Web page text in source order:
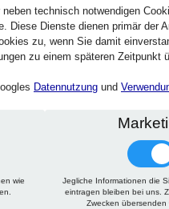
Daten
technisch notwendigen
Diese Dienste dienen primär der
zu, wenn Sie damit
zu einem späteren Zeitpunkt
Datennutzung und
wie
Jegliche Informationen die
eintragen bleiben bei uns.
Zwecken übersenden